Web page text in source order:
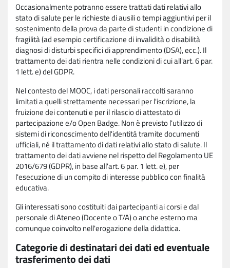
Occasionalmente potranno essere trattati dati relativi allo
stato di salute per le richieste di ausili o tempi aggiuntivi per il
sostenimento della prova da parte di studenti in condizione di
fragilità (ad esempio certificazione di invalidità o disabilità
diagnosi di disturbi specifici di apprendimento (DSA), ecc.). Il
trattamento dei dati rientra nelle condizioni di cui all'art. 6 par.
1 lett. e) del GDPR.
Nel contesto del MOOC, i dati personali raccolti saranno
limitati a quelli strettamente necessari per l'iscrizione, la
fruizione dei contenuti e per il rilascio di attestato di
partecipazione e/o Open Badge. Non è previsto l'utilizzo di
sistemi di riconoscimento dell'identità tramite documenti
ufficiali, né il trattamento di dati relativi allo stato di salute. Il
trattamento dei dati avviene nel rispetto del Regolamento UE
2016/679 (GDPR), in base all'art. 6 par. 1 lett. e), per
l'esecuzione di un compito di interesse pubblico con finalità
educativa.
Gli interessati sono costituiti dai partecipanti ai corsi e dal
personale di Ateneo (Docente o T/A) o anche esterno ma
comunque coinvolto nell'erogazione della didattica.
Categorie di destinatari dei dati ed eventuale
trasferimento dei dati